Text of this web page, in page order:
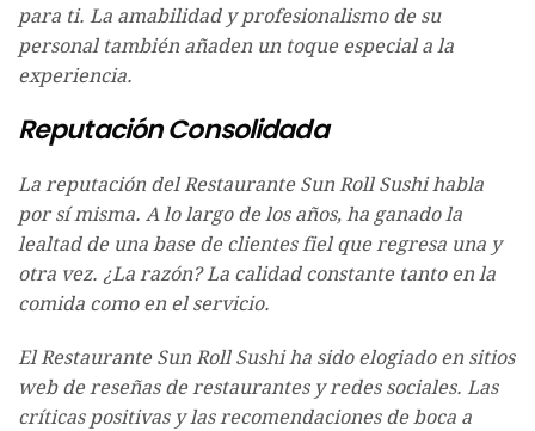
para ti. La amabilidad y profesionalismo de su
personal también añaden un toque especial a la
experiencia.
Reputación Consolidada
La reputación del Restaurante Sun Roll Sushi habla
por sí misma. A lo largo de los años, ha ganado la
lealtad de una base de clientes fiel que regresa una y
otra vez. ¿La razón? La calidad constante tanto en la
comida como en el servicio.
El Restaurante Sun Roll Sushi ha sido elogiado en sitios
web de reseñas de restaurantes y redes sociales. Las
críticas positivas y las recomendaciones de boca a